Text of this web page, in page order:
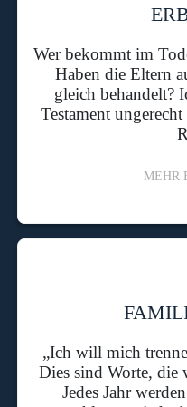
Wer bekommt im
Haben die Eltern
gleich behandelt?
Testament
MEHR
„Ich will mich
Dies sind Worte, die
Jedes Jahr